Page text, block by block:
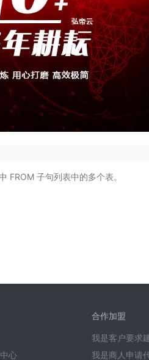
子句列表中的多个表。
心
合作加盟
我是客户要求
我是商人申请